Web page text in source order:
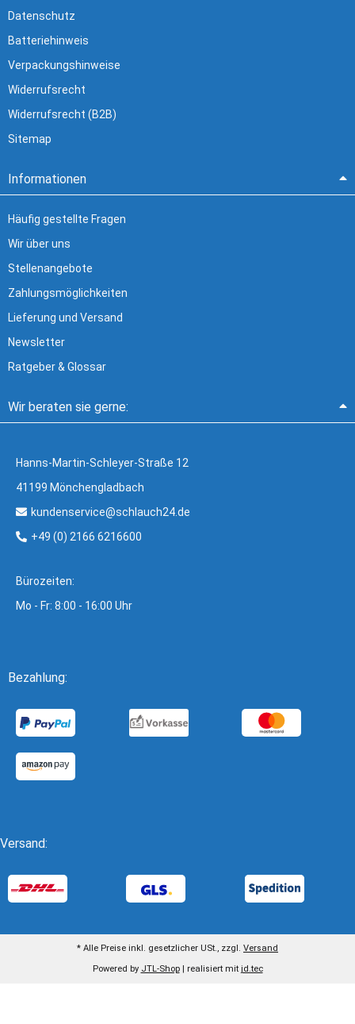
Datenschutz
Batteriehinweis
Verpackungshinweise
Widerrufsrecht
Widerrufsrecht (B2B)
Sitemap
Informationen
Häufig gestellte Fragen
Wir über uns
Stellenangebote
Zahlungsmöglichkeiten
Lieferung und Versand
Newsletter
Ratgeber & Glossar
Wir beraten sie gerne:
Hanns-Martin-Schleyer-Straße 12
41199 Mönchengladbach
kundenservice@schlauch24.de
+49 (0) 2166 6216600
Bürozeiten:
Mo - Fr: 8:00 - 16:00 Uhr
Bezahlung:
Versand:
* Alle Preise inkl. gesetzlicher USt., zzgl. Versand
Powered by JTL-Shop | realisiert mit jd.tec